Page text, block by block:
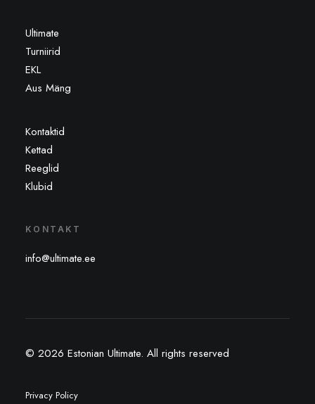
EKL
Aus Mäng
Kontaktid
Reeglid
Klubid
KONTAKT
© 2026 Estonian Ultimate.All rights reserved
Privacy Policy